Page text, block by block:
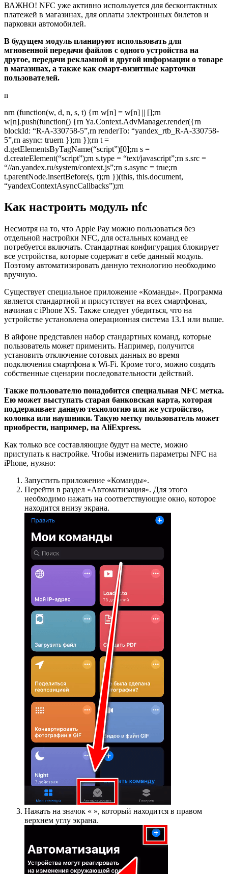
ВАЖНО! NFС уже активно используется для бесконтактных
платежей в магазинах, для оплаты электронных билетов и
парковки автомобилей.
В будущем модуль планируют использовать для
мгновенной передачи файлов с одного устройства на
другое, передачи рекламной и другой информации о товаре
в магазинах, а также как смарт-визитные карточки
пользователей.
n
nrn (function(w, d, n, s, t) {rn w[n] = w[n] || [];rn
w[n].push(function() {rn Ya.Context.AdvManager.render({rn
blockId: “R-A-330758-5”,rn renderTo: “yandex_rtb_R-A-330758-
5”,rn async: truern });rn });rn t =
d.getElementsByTagName(“script”)[0];rn s =
d.createElement(“script”);rn s.type = “text/javascript”;rn s.src =
“//an.yandex.ru/system/context.js”;rn s.async = true;rn
t.parentNode.insertBefore(s, t);rn })(this, this.document,
“yandexContextAsyncCallbacks”);rn
Как настроить модуль nfc
Несмотря на то, что Apple Pay можно пользоваться без
отдельной настройки NFC, для остальных команд ее
потребуется включать. Стандартная конфигурация блокирует
все устройства, которые содержат в себе данный модуль.
Поэтому автоматизировать данную технологию необходимо
вручную.
Существует специальное приложение «Команды». Программа
является стандартной и присутствует на всех смартфонах,
начиная с iPhone XS. Также следует убедиться, что на
устройстве установлена операционная система 13.1 или выше.
В айфоне представлен набор стандартных команд, которые
пользователь может применить. Например, получится
установить отключение сотовых данных во время
подключения смартфона к Wi-Fi. Кроме того, можно создать
собственные сценарии последовательности действий.
Также пользователю понадобится специальная NFC метка.
Ею может выступать старая банковская карта, которая
поддерживает данную технологию или же устройство,
колонка или наушники. Такую метку пользователь может
приобрести, например, на AliExpress.
Как только все составляющие будут на месте, можно
приступать к настройке. Чтобы изменить параметры NFC на
iPhone, нужно:
Запустить приложение «Команды».
Перейти в раздел «Автоматизация». Для этого
необходимо нажать на соответствующие окно, которое
находится внизу экрана.
Нажать на значок « », который находится в правом
верхнем углу экрана.